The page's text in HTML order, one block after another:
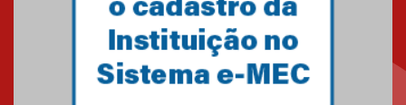
Gravação do projeto “Mais de
31 mil vozes com a Palavra” é
realizado no Colégio
Mackenzie Brasília
25.10.2024